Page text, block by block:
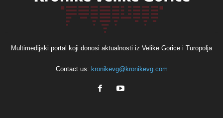
Multimedijski portal koji donosi aktualnosti iz Velike Gorice i Turopolja
Contact us: kronikevg@kronikevg.com